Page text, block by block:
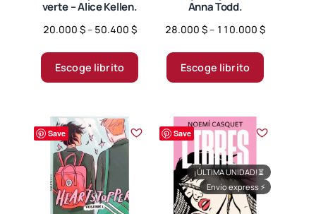
verte – Alice Kellen.
20.000 $– 50.400 $Price
20.000 $
Escoge librito
producto
tiene
variantes.
Las
opciones
pueden
Anna Todd.
28.000 $– 110.000 $Price
Escoge librito
tiene
Las
se
pueden
Save Save
¡ÚLTIMA UNIDAD!⏳
Envío express ⚡